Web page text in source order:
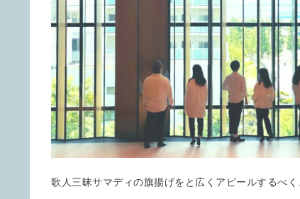
歌人三昧サマディの旗揚げをと広くアピールするべ